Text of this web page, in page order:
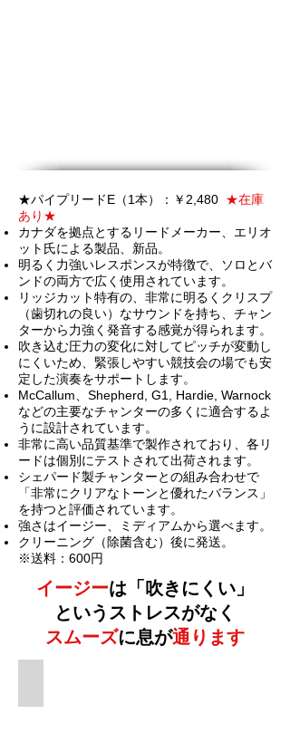
★パイプリードE（1本）：￥2,480 ★在庫
あり★
カナダを拠点とするリードメーカー、エリオ
ット氏による製品、新品。
明るく力強いレスポンスが特徴で、ソロとバ
ンドの両方で広く使用されています。
リッジカット特有の、非常に明るくクリスプ
（歯切れの良い）なサウンドを持ち、チャン
ターから力強く発音する感覚が得られます。
吹き込む圧力の変化に対してピッチが変動し
にくいため、緊張しやすい競技会の場でも安
定した演奏をサポートします。
McCallum、Shepherd, G1, Hardie, Warnock
などの主要なチャンターの多くに適合するよ
うに設計されています。
非常に高い品質基準で製作されており、各リ
ードは個別にテストされて出荷されます。
シェパード製チャンターとの組み合わせで
「非常にクリアなトーンと優れたバランス」
を持つと評価されています。
​強さはイージー、ミディアムから選べます。
クリーニング（除菌含む）後に発送。
※送料：600円
イージーは「吹きにくい」
というストレスがなく
スムーズに息が通ります